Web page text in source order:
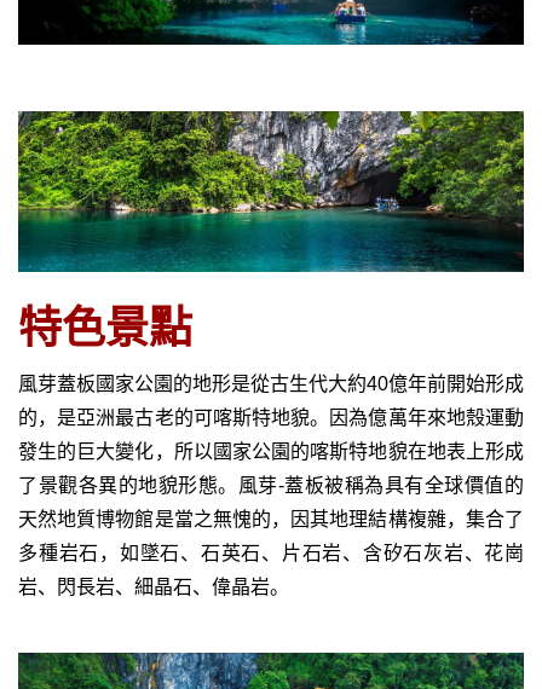
特色景點
風芽蓋板國家公園的地形是從古生代大約40億年前開始形成
的，是亞洲最古老的可喀斯特地貌。因為億萬年來地殼運動
發生的巨大變化，所以國家公園的喀斯特地貌在地表上形成
了景觀各異的地貌形態。風芽-蓋板被稱為具有全球價值的
天然地質博物館是當之無愧的，因其地理結構複雜，集合了
多種岩石，如墜石、石英石、片石岩、含矽石灰岩、花崗
岩、閃長岩、細晶石、偉晶岩。